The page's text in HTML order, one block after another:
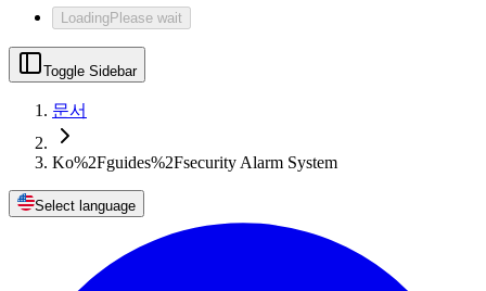
LoadingPlease wait
Toggle Sidebar
문서
Ko%2Fguides%2Fsecurity Alarm System
Select language